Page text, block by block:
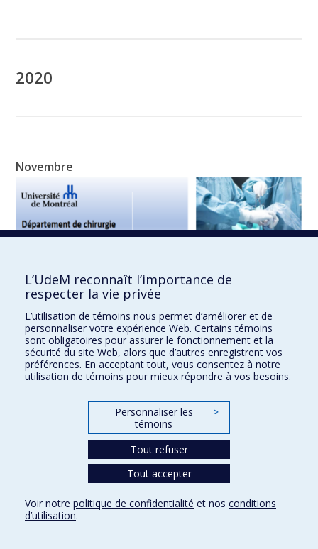
2020
Novembre
Édition spéciale Fondements chirurgicaux
L’UdeM reconnaît l’importance de
respecter la vie privée
L’utilisation de témoins nous permet d’améliorer et de
personnaliser votre expérience Web. Certains témoins
sont obligatoires pour assurer le fonctionnement et la
sécurité du site Web, alors que d’autres enregistrent vos
préférences. En acceptant tout, vous consentez à notre
utilisation de témoins pour mieux répondre à vos besoins.
Personnaliser les
témoins
>
Tout refuser
Tout accepter
Voir notre politique de confidentialité et nos conditions
d’utilisation.